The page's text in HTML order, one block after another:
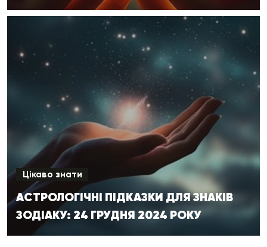
Цікаво знати
АСТРОЛОГІЧНІ ПІДКАЗКИ ДЛЯ ЗНАКІВ
ЗОДІАКУ: 24 ГРУДНЯ 2024 РОКУ